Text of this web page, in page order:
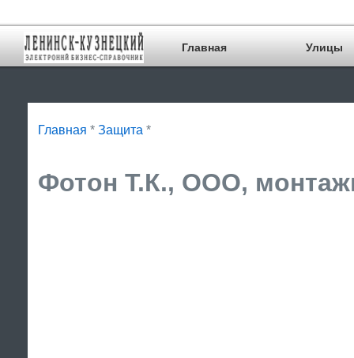
Главная Улицы
Главная * Защита *
Фотон Т.К., ООО,